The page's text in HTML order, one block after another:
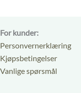
For kunder:
Personvernerklæring
Kjøpsbetingelser
Vanlige spørsmål